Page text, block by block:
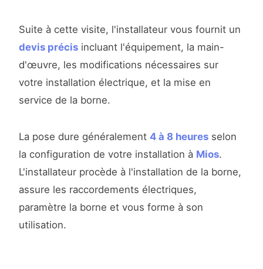
Suite à cette visite, l'installateur vous fournit un
devis précis incluant l'équipement, la main-
d'œuvre, les modifications nécessaires sur
votre installation électrique, et la mise en
service de la borne.
La pose dure généralement 4 à 8 heures selon
la configuration de votre installation à Mios.
L'installateur procède à l'installation de la borne,
assure les raccordements électriques,
paramètre la borne et vous forme à son
utilisation.